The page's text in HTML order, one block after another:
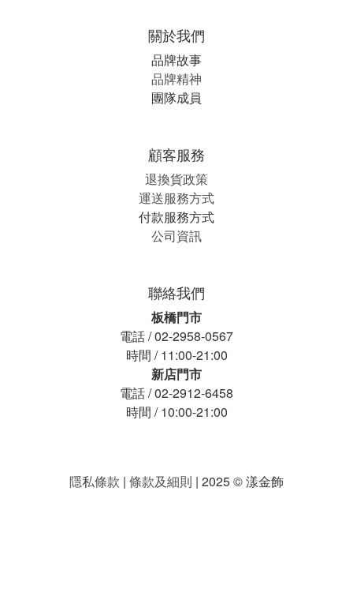
關於我們
品牌故事
品牌精神
團隊成員
顧客服務
退換貨政策
運送服務方式
付款服務方式
公司資訊
聯絡我們
板橋門市
電話 / 02-2958-0567
時間 / 11:00-21:00
新店門市
電話 / 02-2912-6458
時間 / 10:00-21:00
隱私條款 | 條款及細則 | 2025 © 漾金飾